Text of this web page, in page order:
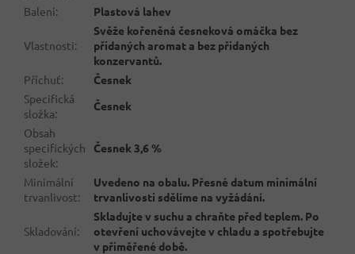
Balení: Plastová lahev
Vlastnosti:
Svěže kořeněná česneková omáčka bez
přidaných aromat a bez přidaných
konzervantů.
Příchuť:
Česnek
Specifická
složka:
Česnek
Obsah
specifických
složek:
Česnek 3,6 %
Minimální
trvanlivost:
Uvedeno na obalu. Přesné datum minimální
trvanlivosti sdělíme na vyžádání.
Skladování:
Skladujte v suchu a chraňte před teplem. Po
otevření uchovávejte v chladu a spotřebujte
v přiměřené době.